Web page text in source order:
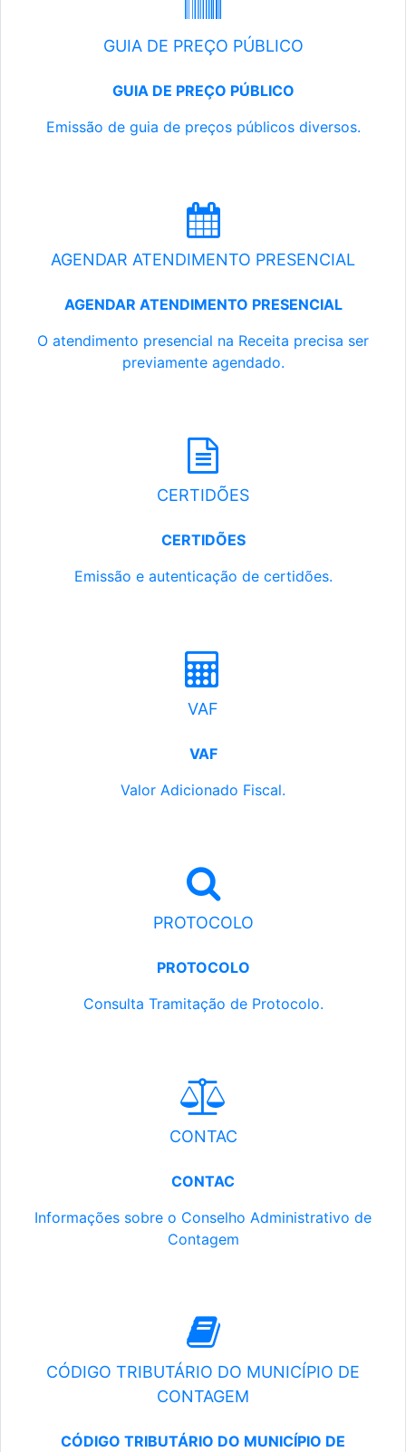
GUIA DE PREÇO PÚBLICO
GUIA DE PREÇO PÚBLICO
Emissão de guia de preços públicos diversos.
AGENDAR ATENDIMENTO PRESENCIAL
AGENDAR ATENDIMENTO PRESENCIAL
O atendimento presencial na Receita precisa ser
previamente agendado.
CERTIDÕES
CERTIDÕES
Emissão e autenticação de certidões.
VAF
VAF
Valor Adicionado Fiscal.
PROTOCOLO
PROTOCOLO
Consulta Tramitação de Protocolo.
CONTAC
CONTAC
Informações sobre o Conselho Administrativo de
Contagem
CÓDIGO TRIBUTÁRIO DO MUNICÍPIO DE
CONTAGEM
CÓDIGO TRIBUTÁRIO DO MUNICÍPIO DE